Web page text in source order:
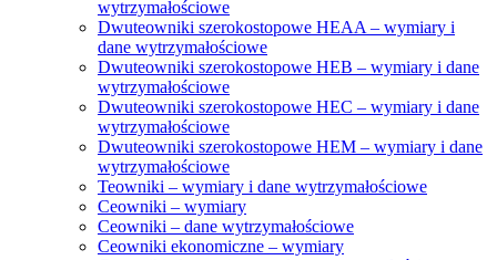
wytrzymałościowe
Dwuteowniki szerokostopowe HEAA – wymiary i
dane wytrzymałościowe
Dwuteowniki szerokostopowe HEB – wymiary i dane
wytrzymałościowe
Dwuteowniki szerokostopowe HEC – wymiary i dane
wytrzymałościowe
Dwuteowniki szerokostopowe HEM – wymiary i dane
wytrzymałościowe
Teowniki – wymiary i dane wytrzymałościowe
Ceowniki – wymiary
Ceowniki – dane wytrzymałościowe
Ceowniki ekonomiczne – wymiary